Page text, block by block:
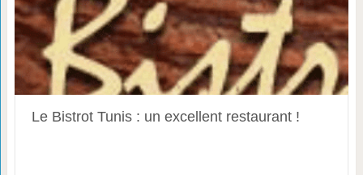
Le Bistrot Tunis : un excellent restaurant !